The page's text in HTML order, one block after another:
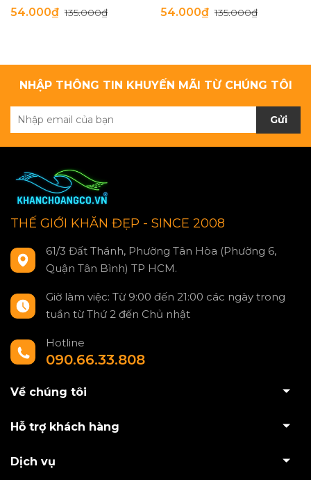
54.000₫135.000₫ 54.000₫135.000₫
NHẬP THÔNG TIN KHUYẾN MÃI TỪ CHÚNG TÔI
Gửi
THẾ GIỚI KHĂN ĐẸP - SINCE 2008
61/3 Đất Thánh, Phường Tân Hòa (Phường 6,
Quận Tân Bình) TP HCM.
Giờ làm việc: Từ 9:00 đến 21:00 các ngày trong
tuần từ Thứ 2 đến Chủ nhật
Hotline
090.66.33.808
Về chúng tôi
Hỗ trợ khách hàng
Dịch vụ